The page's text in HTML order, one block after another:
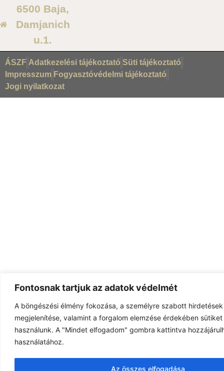
Fontosnak tartjuk az adatok védelmét
A böngészési élmény fokozása, a személyre szabott
megjelenítése, valamint a forgalom elemzése érdekében
használunk. A "Mindet elfogadom" gombra kattintva
használatához.
Az összes elfogadása
6500 Baja,
Damjanich
u.1.
ÁSZF Adatkezelési tájékoztató Süti tájékoztató
Impresszum Fogyasztóvédelmi tájékoztató
Jogi nyilatkozat